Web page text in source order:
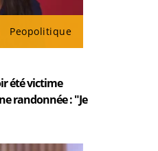
Peopolitique
été victime
randonnée : "Je